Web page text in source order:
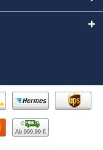
Ab 999,99 €